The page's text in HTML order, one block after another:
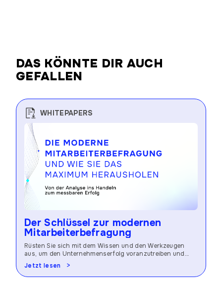
DAS KÖNNTE DIR AUCH
GEFALLEN
WHITEPAPERS
Der Schlüssel zur modernen
Mitarbeiterbefragung
Rüsten Sie sich mit dem Wissen und den Werkzeugen
aus, um den Unternehmenserfolg voranzutreiben und
eine florierende Arbeitsplatzkultur zu schaffen.
Jetzt lesen